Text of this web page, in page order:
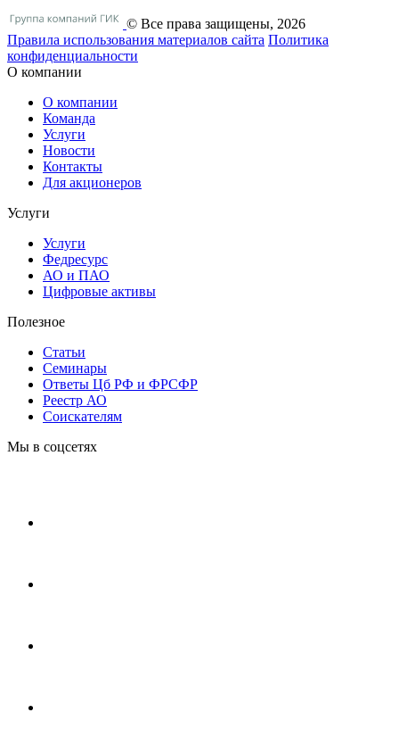
© Все права защищены, 2026
Правила использования материалов сайта Политика
конфиденциальности
О компании
О компании
Команда
Услуги
Новости
Контакты
Для акционеров
Услуги
Услуги
Федресурс
АО и ПАО
Цифровые активы
Полезное
Статьи
Cеминары
Ответы Цб РФ и ФРСФР
Реестр АО
Соискателям
Мы в соцсетях